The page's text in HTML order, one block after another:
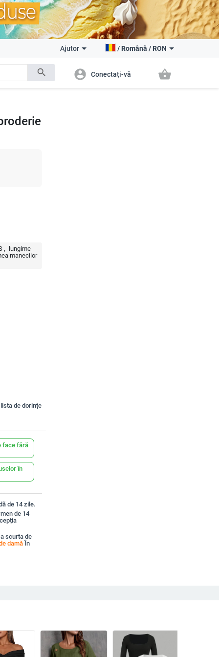
search
Ajutor / Română / RON
account_circle Conectați-vă shopping_basket
lungime
manecilor
de dorințe
face fără
în
de 14 zile.
de 14
scurta de
damăÎn